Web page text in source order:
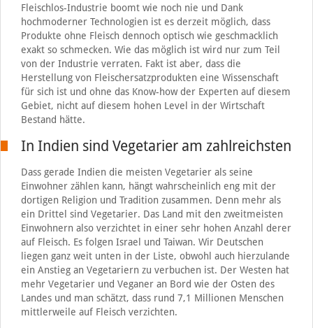
Fleischlos-Industrie boomt wie noch nie und Dank
hochmoderner Technologien ist es derzeit möglich, dass
Produkte ohne Fleisch dennoch optisch wie geschmacklich
exakt so schmecken. Wie das möglich ist wird nur zum Teil
von der Industrie verraten. Fakt ist aber, dass die
Herstellung von Fleischersatzprodukten eine Wissenschaft
für sich ist und ohne das Know-how der Experten auf diesem
Gebiet, nicht auf diesem hohen Level in der Wirtschaft
Bestand hätte.
In Indien sind Vegetarier am zahlreichsten
Dass gerade Indien die meisten Vegetarier als seine
Einwohner zählen kann, hängt wahrscheinlich eng mit der
dortigen Religion und Tradition zusammen. Denn mehr als
ein Drittel sind Vegetarier. Das Land mit den zweitmeisten
Einwohnern also verzichtet in einer sehr hohen Anzahl derer
auf Fleisch. Es folgen Israel und Taiwan. Wir Deutschen
liegen ganz weit unten in der Liste, obwohl auch hierzulande
ein Anstieg an Vegetariern zu verbuchen ist. Der Westen hat
mehr Vegetarier und Veganer an Bord wie der Osten des
Landes und man schätzt, dass rund 7,1 Millionen Menschen
mittlerweile auf Fleisch verzichten.